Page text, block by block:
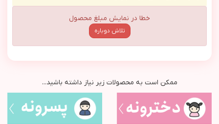
خطا در نمایش مبلغ محصول
تلاش دوباره
ممکن است به محصولات زیر نیاز داشته باشید...